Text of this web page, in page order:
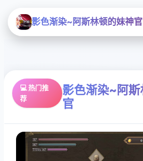
影色渐染~阿斯林顿的妹神官
💻 热门推
荐
影色渐染~阿
官